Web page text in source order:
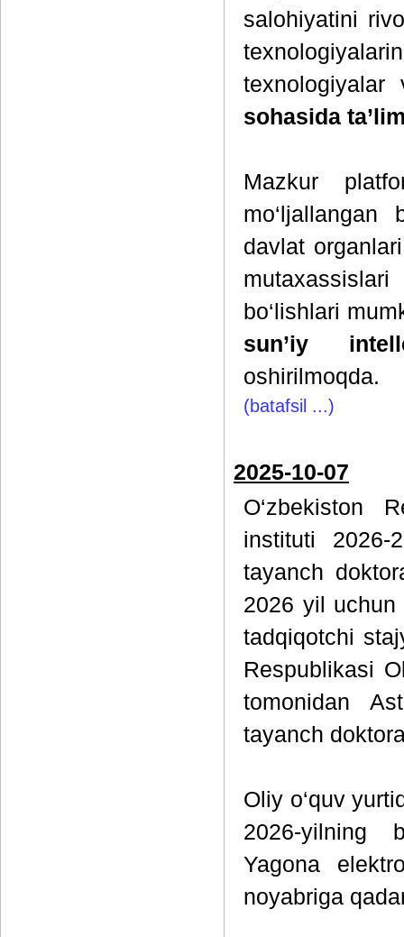
salohiyatini
sohasida
Mazkur
mo‘ljallangan
davlat
bo‘lishlari
sun’iy
oshirilmoqda.
(batafsil ...)
2025-10-07
O‘zbekiston
instituti 2026-
tayanch
2026 yil uchun
tadqiqotchi
Respublikasi
tomonidan
tayanch
Oliy o‘quv
2026-
Yagona
noyabriga